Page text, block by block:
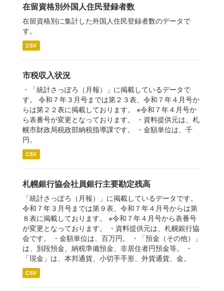
在留資格別外国人住民登録者数
在留資格別に集計した外国人住民登録者数のデータで
す。
CSV
市税収入状況
・「統計さっぽろ（月報）」に掲載しているデータで
す。 令和７年３月号までは第２３表、令和７年４月号か
らは第２２表に掲載しております。 ※令和７年４月号か
ら表番号が変更となっております。 ・資料提供元は、札
幌市財政局税政部納税指導課です。 ・金額単位は、千
円。
CSV
札幌銀行協会社員銀行主要勘定残高
「統計さっぽろ（月報）」に掲載しているデータです。
令和７年３月号までは第９表、令和７年４月号からは第
８表に掲載しております。 ※令和７年４月号から表番号
が変更となっております。 ・資料提供元は、札幌銀行協
会です。 ・金額単位は、百万円。 ・「預金（その他）」
は、別段預金、納税準備預金、非居住者円預金等。 ・
「現金」は、本邦通貨、小切手手形、外貨通貨、金。
CSV